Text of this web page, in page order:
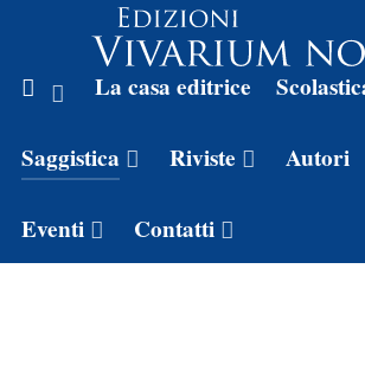
La casa editrice
Saggistica Riviste Autori
Eventi Contatti